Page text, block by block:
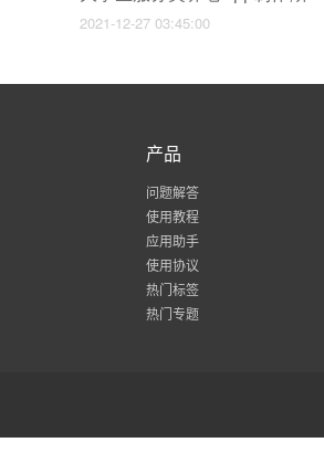
2021-12-27 03:45:00
产品
问题解答
使用教程
应用助手
使用协议
热门标签
热门专题